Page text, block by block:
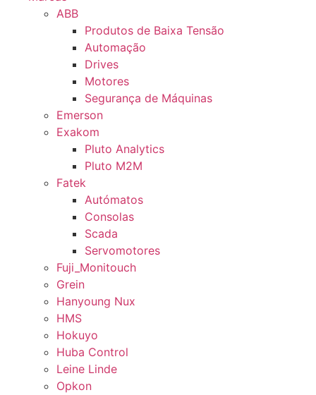
ABB
Produtos de Baixa Tensão
Automação
Drives
Motores
Segurança de Máquinas
Emerson
Exakom
Pluto Analytics
Pluto M2M
Fatek
Autómatos
Consolas
Scada
Servomotores
Fuji_Monitouch
Grein
Hanyoung Nux
HMS
Hokuyo
Huba Control
Leine Linde
Opkon